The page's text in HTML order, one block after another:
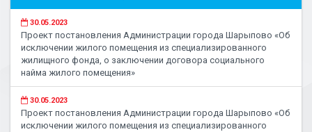
30.05.2023
Проект постановления Администрации города Шарыпово «Об
исключении жилого помещения из специализированного
жилищного фонда, о заключении договора социального
найма жилого помещения»
30.05.2023
Проект постановления Администрации города Шарыпово «Об
исключении жилого помещения из специализированного